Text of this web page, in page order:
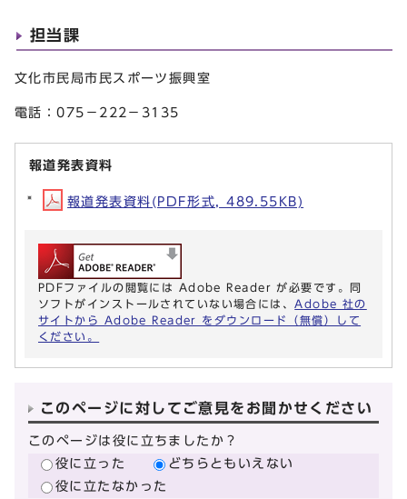
担当課
文化市民局市民スポーツ振興室
電話：075－222－3135
報道発表資料
報道発表資料(PDF形式, 489.55KB)
PDFファイルの閲覧には Adobe Reader が必要です。同
ソフトがインストールされていない場合には、 Adobe 社の
サイトから Adobe Reader をダウンロード（無償）して
ください。
このページに対してご意見をお聞かせください
このページは役に立ちましたか？
役に立った
どちらともいえない
役に立たなかった